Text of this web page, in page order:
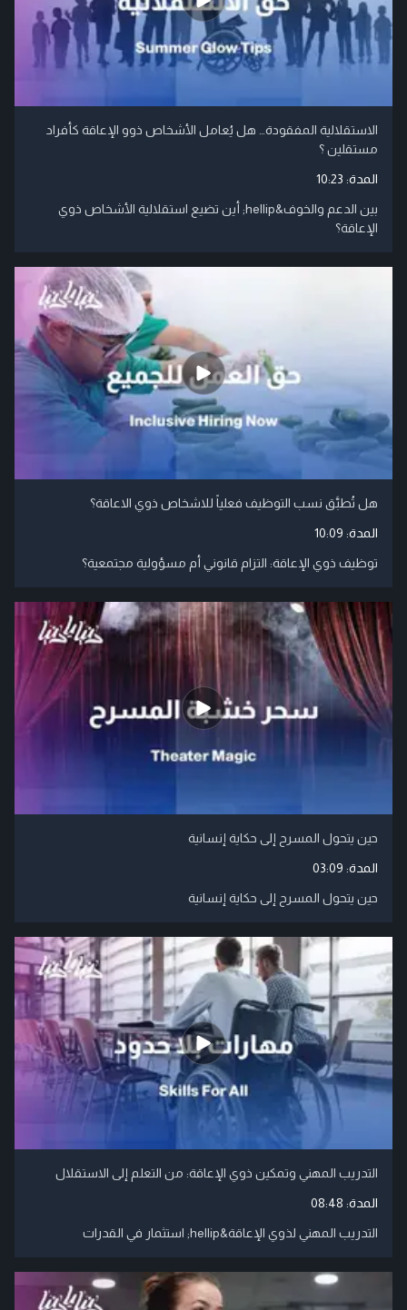
الاستقلالية المفقودة… هل يُعامل الأشخاص ذوو الإعاقة كأفراد
مستقلين ؟
المدة: 10:23
بين الدعم والخوف&hellip; أين تضيع استقلالية الأشخاص ذوي
الإعاقة؟
هل تُطبَّق نسب التوظيف فعلياً للاشخاص ذوي الاعاقة؟
المدة: 10:09
توظيف ذوي الإعاقة: التزام قانوني أم مسؤولية مجتمعية؟
حين يتحول المسرح إلى حكاية إنسانية
المدة: 03:09
حين يتحول المسرح إلى حكاية إنسانية
التدريب المهني وتمكين ذوي الإعاقة: من التعلم إلى الاستقلال
المدة: 08:48
التدريب المهني لذوي الإعاقة&hellip; استثمار في القدرات